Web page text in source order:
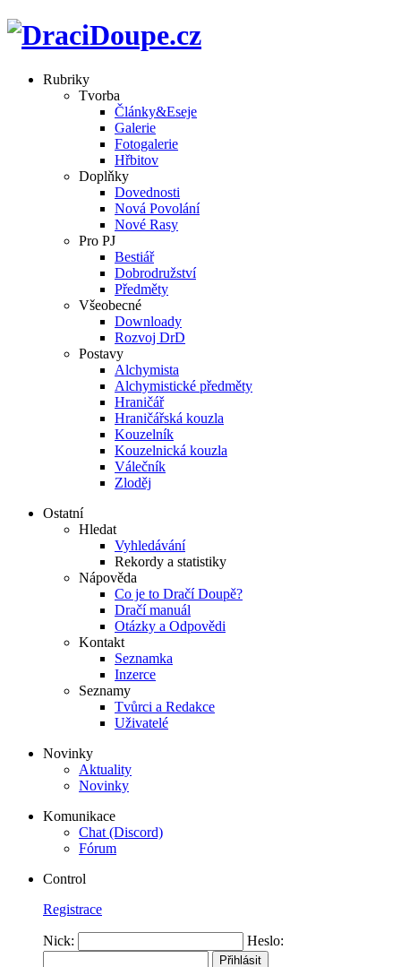
Rubriky
Tvorba
Články&Eseje
Galerie
Fotogalerie
Hřbitov
Doplňky
Dovednosti
Nová Povolání
Nové Rasy
Pro PJ
Bestiář
Dobrodružství
Předměty
Všeobecné
Downloady
Rozvoj DrD
Postavy
Alchymista
Alchymistické předměty
Hraničář
Hraničářská kouzla
Kouzelník
Kouzelnická kouzla
Válečník
Zloděj
Ostatní
Hledat
Vyhledávání
Rekordy a statistiky
Nápověda
Co je to Dračí Doupě?
Dračí manuál
Otázky a Odpovědi
Kontakt
Seznamka
Inzerce
Seznamy
Tvůrci a Redakce
Uživatelé
Novinky
Aktuality
Novinky
Komunikace
Chat (Discord)
Fórum
Control
Registrace
Nick: Heslo: